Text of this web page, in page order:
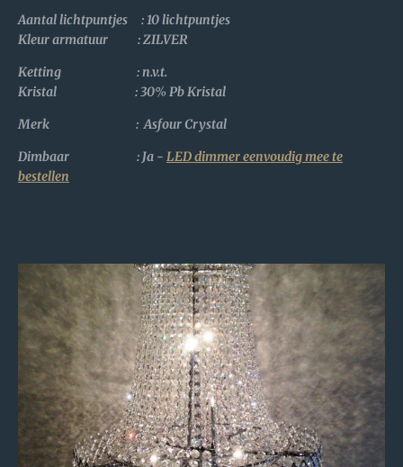
Aantal lichtpuntjes : 10 lichtpuntjes
Kleur armatuur : ZILVER
Ketting : n.v.t.
Kristal :30% Pb Kristal
Merk : Asfour Crystal
Dimbaar : Ja - LED dimmer eenvoudig mee te
bestellen